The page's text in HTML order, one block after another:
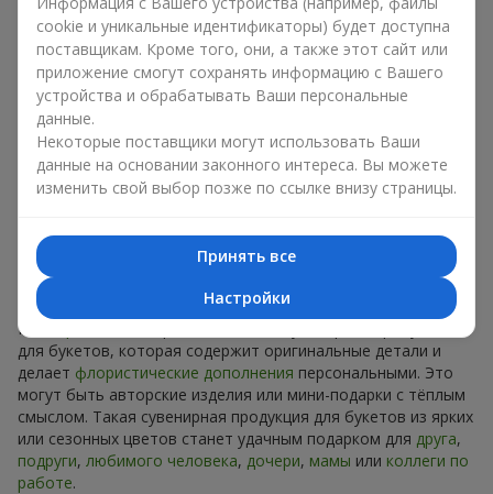
Сувениры к букетам на разные
праздники
Праздник задаёт настроение, а сувенирная продукция для
букетов его подчёркивает. Именно поэтому сувениры к
цветам часто выбирают с учётом даты и события. В нашем
ассортименте найдётся сувенирная продукция для букетов,
которая подойдёт к любому празднику и может быть
рассчитана на любой бюджет.
Сувенирная продукция к
букетам на День рождения
К
для букетов, которая содержит оригинальные детали и
делает флористические дополнения персональными. Это
могут быть авторские изделия или мини-подарки с тёплым
смыслом. Такая сувенирная продукция для букетов из ярких
или сезонных цветов станет удачным подарком для друга,
подруги, любимого человека, дочери, мамы или коллеги по
работе.
cookie и уникальные идентификаторы) будет доступна
поставщикам. Кроме того, они, а также этот сайт или
приложение смогут сохранять информацию с Вашего
устройства и обрабатывать Ваши персональные
данные.
Некоторые поставщики могут использовать Ваши
данные на основании законного интереса. Вы можете
изменить свой выбор позже по ссылке внизу страницы.
Принять все
Настройки